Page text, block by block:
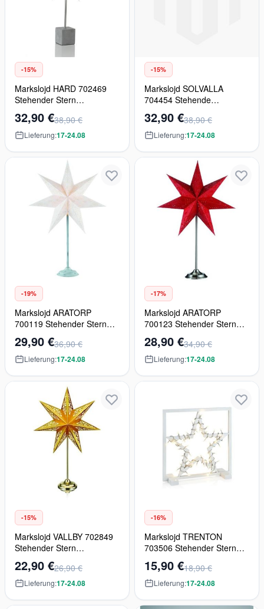
-15%
Markslojd HARD 702469
Stehender Stern
1x25W/E14
32,90 €38,90 €
Lieferung:17-24.08
-15%
Markslojd SOLVALLA
704454 Stehende
Dekoration 1x25W/E14
2700K
32,90 €38,90 €
Lieferung:17-24.08
-19%
Markslojd ARATORP
700119 Stehender Stern
1x25W/E14
29,90 €36,90 €
Lieferung:17-24.08
-17%
Markslojd ARATORP
700123 Stehender Stern
1x25W/E14
28,90 €34,90 €
Lieferung:17-24.08
-15%
Markslojd VALLBY 702849
Stehender Stern
1x25W/E14
22,90 €26,90 €
Lieferung:17-24.08
-16%
Markslojd TRENTON
703506 Stehender Stern
1x0,7W/LED
15,90 €18,90 €
Lieferung:17-24.08